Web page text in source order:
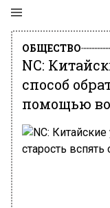
ОБЩЕСТВО
NC:
способ
помощью